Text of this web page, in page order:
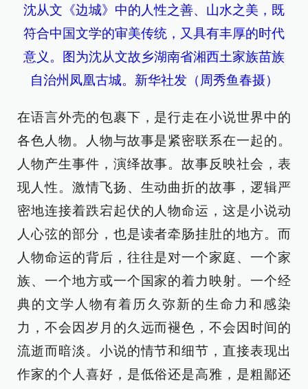
沈从文《边城》中的人性之善、山水之美，既
符合中国文学的审美传统，又具有丰厚的时代
意义。图为沈从文故乡湖南省湘西土家族苗族
自治州凤凰古城。新华社发（周秀鱼春摄）
在语言外壳的包裹下，是行走在小说世界中的
各色人物。人物与故事是紧密联系在一起的。
人物产生事件，演绎故事。故事反映社会，表
现人性。激情飞扬、生动曲折的故事，逻辑严
密地连接着跌宕起伏的人物命运，这是小说动
人心弦的部分，也是读者牵肠挂肚的地方。而
人物命运的背后，往往是对一个家庭、一个家
族、一个地方或一个国家的着力映射。一个经
典的文学人物有着历久弥新的生命力和感染
力，不会因岁月的久远而褪色，不会因时间的
流逝而暗淡。小说的情节和细节，直接表现出
作家的个人喜好，是低俗还是高雅，是粗鄙还